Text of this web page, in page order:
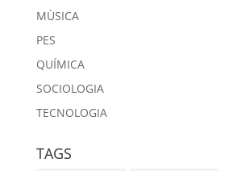
MÙSICA
PES
QUÍMICA
SOCIOLOGIA
TECNOLOGIA
TAGS